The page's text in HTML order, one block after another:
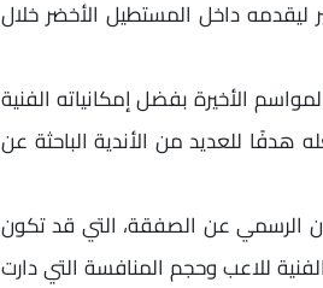
ليقدمه داخل المستطيل الأخضر خلال
الأخيرة بفضل إمكانياته الفنية
للعديد من الأندية الباحثة عن
الرسمي عن الصفقة، التي قد تكون
للاعب وحجم المنافسة التي دارت